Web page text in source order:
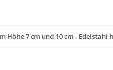
Höhe 7 cm und 10 cm -